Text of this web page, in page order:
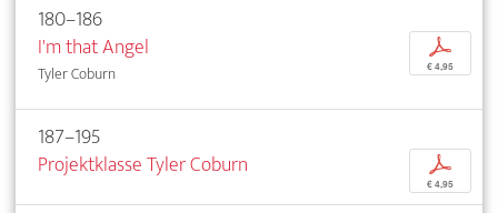
180–186
I'm that Angel
Tyler Coburn
p
€ 4,95
187–195
Projektklasse Tyler Coburn
p
€ 4,95